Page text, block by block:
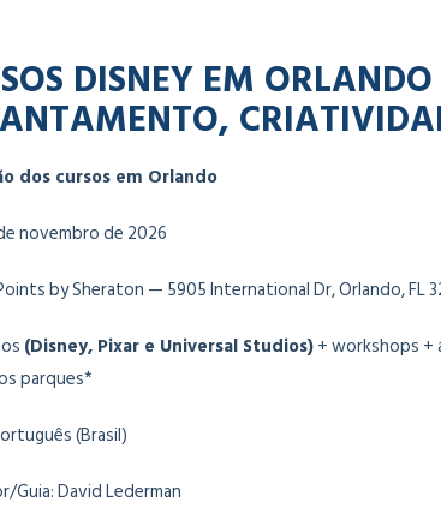
DISNEY EM
dos cursos em Orlando
novembro de 2026
by Sheraton — 5905 International Dr, Orlando, FL
(Disney, Pixar e Universal Studios)+ workshops +
parques*
(Brasil)
Guia: David Lederman